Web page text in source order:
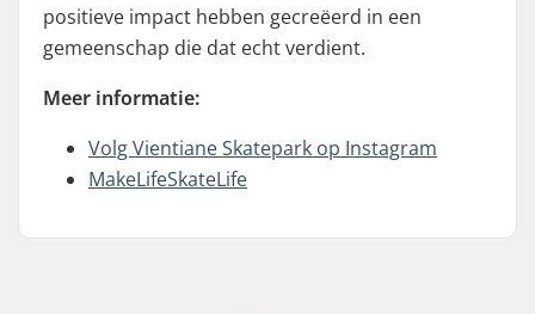
positieve impact hebben gecreëerd in een
gemeenschap die dat echt verdient.
Meer informatie:
Volg Vientiane Skatepark op Instagram
MakeLifeSkateLife